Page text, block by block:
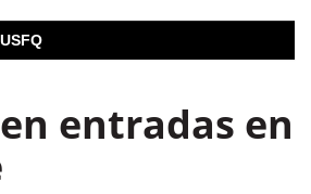
entradas en